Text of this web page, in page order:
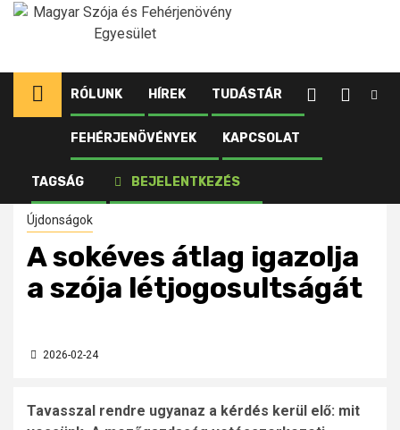
Ugrás
RÓLUNK HÍREK TUDÁSTÁR
FEHÉRJENÖVÉNYEK KAPCSOLAT
TAGSÁG BEJELENTKEZÉS
Kezdőlap
Újdonságok
Újdonságok
A sokéves átlag igazolja
a szója létjogosultságát
2026-02-24
Tavasszal rendre ugyanaz a kérdés kerül elő: mit